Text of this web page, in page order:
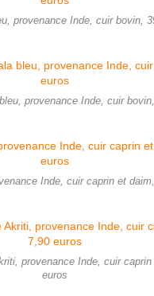
provenance Inde, cuir bovin,
provenance Inde, cuir
Inde, cuir caprin et
provenance Inde, cuir
euros